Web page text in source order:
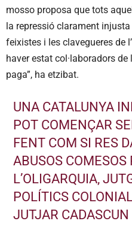
mosso proposa que tots
la repressió clarament
feixistes i les clavegueres de
haver estat col·laboradors
paga”, ha etzibat.
UNA CATALUNYA
POT COMENÇAR
FENT COM SI RES
ABUSOS COMESOS
L’OLIGARQUIA,
POLÍTICS
JUTJAR CADASCUN